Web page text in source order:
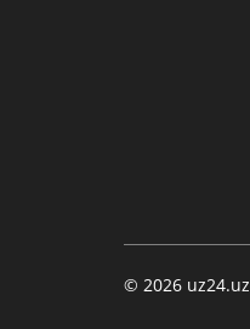
© 2026 uz24.uz